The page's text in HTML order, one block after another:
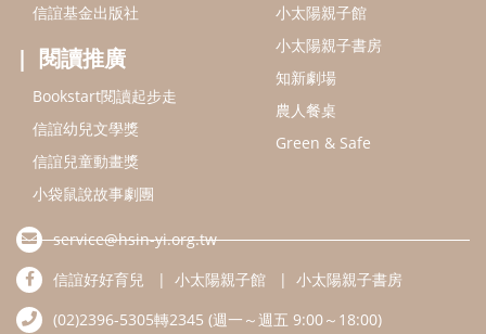
信誼基金出版社
閱讀推廣
Bookstart閱讀起步走
信誼幼兒文學獎
信誼兒童動畫獎
小袋鼠說故事劇團
小太陽親子館
小太陽親子書房
知新劇場
農人餐桌
Green & Safe
service@hsin-yi.org.tw
信誼好好育兒
小太陽親子館
小太陽親子書房
(02)2396-5305轉2345 (週一～週五 9:00～18:00)